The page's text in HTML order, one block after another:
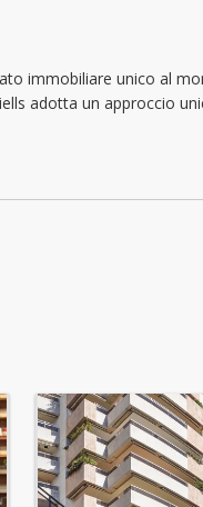
immobiliare unico al
adotta un approccio